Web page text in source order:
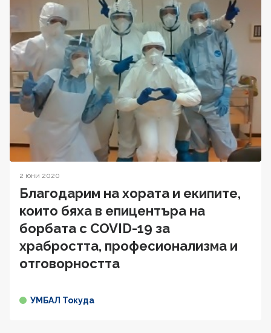
2 юни 2020
Благодарим на хората и екипите,
които бяха в епицентъра на
борбата с COVID-19 за
храбростта, професионализма и
отговорността
УМБАЛ Токуда